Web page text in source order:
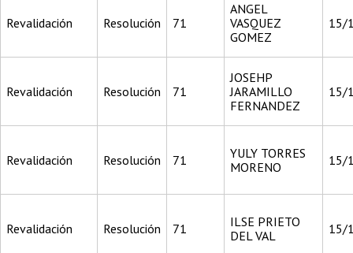
Revalidación Resolución 71
ANGEL
VASQUEZ
GOMEZ
15/
Revalidación Resolución 71
JOSEHP
JARAMILLO
FERNANDEZ
15/
Revalidación Resolución 71
YULY TORRES
MORENO
15/
Revalidación Resolución 71
ILSE PRIETO
DEL VAL
15/